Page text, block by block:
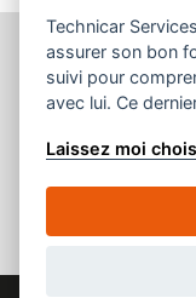
Technicar
assurer son bon
suivi pour
avec lui. Ce
Laissez moi